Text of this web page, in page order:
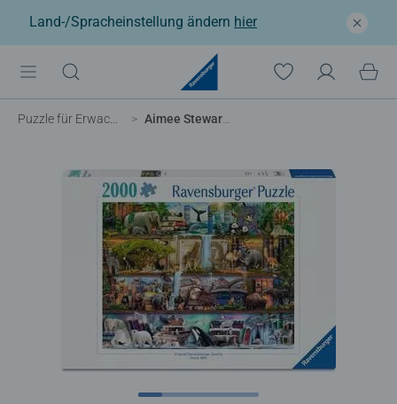
Land-/Spracheinstellung ändern hier
Puzzle für Erwachsene Aimee Stewart: Großartige Tierwelt